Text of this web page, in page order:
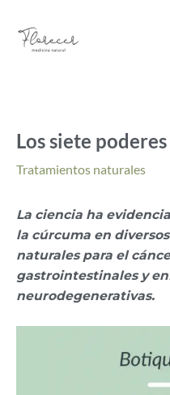
contenido
Los siete
Tratamientos naturales
La ciencia ha
la cúrcuma en
naturales para el
gastrointestinales y
neurodegenerativas.